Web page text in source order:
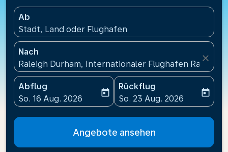
Ab
Stadt, Land oder Flughafen
Nach
Raleigh Durham, Internationaler Flughafen
close
Abflug
fc-booking-departure-date-aria-label
So. 16 Aug. 2026
today
Rückflug
fc-booking-return-date-
So. 23 Aug. 2026
today
Angebote ansehen